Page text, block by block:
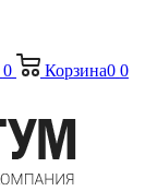
0 Корзина0 0